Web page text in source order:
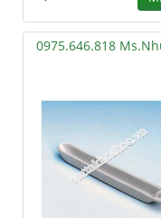
0975.646.818